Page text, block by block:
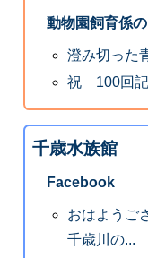
動物園飼育係
澄み切った
祝 100回
千歳水族館
Facebook
おはようご
千歳川の...